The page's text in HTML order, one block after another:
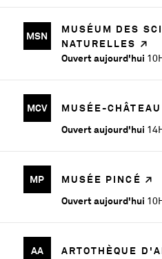
MSN
MUSÉUM DES
NATURELLES
Ouvert aujourd'hui
MCV
MUSÉE-
Ouvert aujourd'hui
MP
MUSÉE PINCÉ
Ouvert aujourd'hui
AA
ARTOTHÈQUE